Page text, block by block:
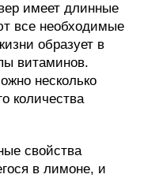
имеет длинные
все необходимые
образует в
витаминов.
несколько
количества
свойства
в лимоне, и